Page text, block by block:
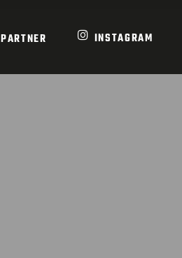
PARTNER INSTAGRAM